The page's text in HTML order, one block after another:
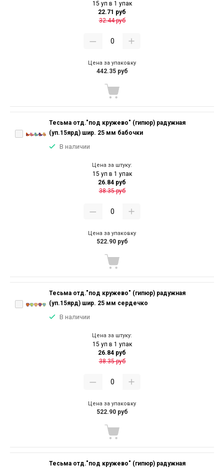
15 уп в 1 упак
22.71 руб
32.44 руб
Цена за упаковку
442.35 руб
Тесьма отд."под кружево" (гипюр) радужная
(уп.15ярд) шир. 25 мм бабочки
В наличии
Цена за штуку:
15 уп в 1 упак
26.84 руб
38.35 руб
Цена за упаковку
522.90 руб
Тесьма отд."под кружево" (гипюр) радужная
(уп.15ярд) шир. 25 мм сердечко
В наличии
Цена за штуку:
15 уп в 1 упак
26.84 руб
38.35 руб
Цена за упаковку
522.90 руб
Тесьма отд."под кружево" (гипюр) радужная